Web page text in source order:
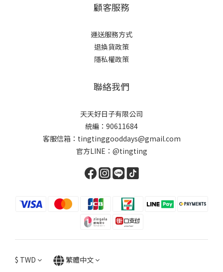
顧客服務
運送服務方式
退換貨政策
隱私權政策
聯絡我們
天天好日子有限公司
統編：90611684
客服信箱：tingtinggooddays@gmail.com
官方LINE：@tingting
$ TWD 繁體中文